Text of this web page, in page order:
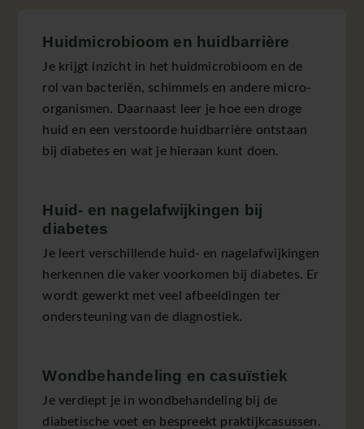
Huidmicrobioom en huidbarrière
Je krijgt inzicht in het huidmicrobioom en de
rol van bacteriën, schimmels en andere micro-
organismen. Daarnaast leer je hoe een droge
huid en een verstoorde huidbarrière ontstaan
bij diabetes en wat je hieraan kunt doen.
Huid- en nagelafwijkingen bij
diabetes
Je leert verschillende huid- en nagelafwijkingen
herkennen die vaker voorkomen bij diabetes. Er
wordt gewerkt met veel afbeeldingen ter
ondersteuning van de diagnostiek.
Wondbehandeling en casuïstiek
Je verdiept je in wondbehandeling bij de
diabetische voet en bespreekt praktijkcasussen.